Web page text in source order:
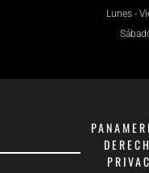
Lunes -